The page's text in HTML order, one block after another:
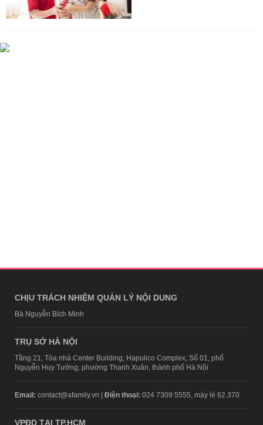
CHỊU TRÁCH NHIỆM QUẢN LÝ NỘI DUNG
Bà Nguyễn Bích Minh
TRỤ SỞ HÀ NỘI
Tầng 21, Tòa nhà Center Building, Hapulico Complex, Số 01, phố
Nguyễn Huy Tưởng, phường Thanh Xuân, thành phố Hà Nội
Email: contact@afamily.vn | Điện thoại: 024 7309 5555, máy lẻ 62.370
VPĐD TẠI TP.HCM